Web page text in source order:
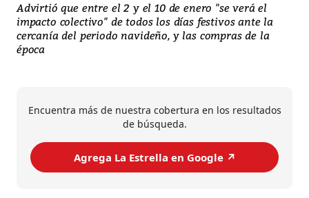
Advirtió que entre el 2 y el 10 de enero "se verá el
impacto colectivo" de todos los días festivos ante la
cercanía del periodo navideño, y las compras de la
época
Encuentra más de nuestra cobertura en los resultados
de búsqueda.
Agrega La Estrella en Google ↗️